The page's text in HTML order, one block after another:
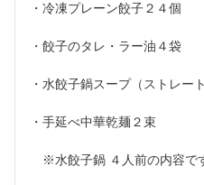
・冷凍プレーン餃子２４個
・餃子のタレ・ラー油４袋
・水餃子鍋スープ（ストレー
・手延べ中華乾麺２束
※水餃子鍋 ４人前の内容で